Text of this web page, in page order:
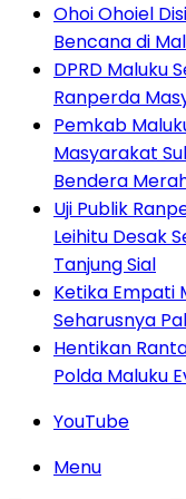
Ohoi Ohoiel
Bencana di
DPRD Maluku
Ranperda
Pemkab
Masyarakat
Bendera
Uji Publik
Leihitu Desak
Tanjung Sial
Ketika Empati
Seharusnya
Hentikan
Polda Maluku
YouTube
Menu